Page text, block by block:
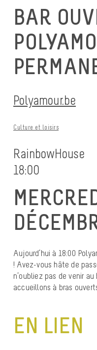
BAR
Polyamour.be
Culture et loisirs
RainbowHouse
18:00
Aujourd’hui à 18:00
! Avez-vous hâte de
n’oubliez pas de venir
accueillons à bras
EN LIEN